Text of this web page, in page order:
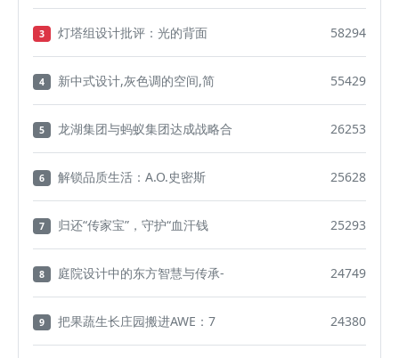
3 灯塔组设计批评：光的背面 58294
4 新中式设计,灰色调的空间,简 55429
5 龙湖集团与蚂蚁集团达成战略合 26253
6 解锁品质生活：A.O.史密斯 25628
7 归还“传家宝”，守护“血汗钱 25293
8 庭院设计中的东方智慧与传承- 24749
9 把果蔬生长庄园搬进AWE：7 24380